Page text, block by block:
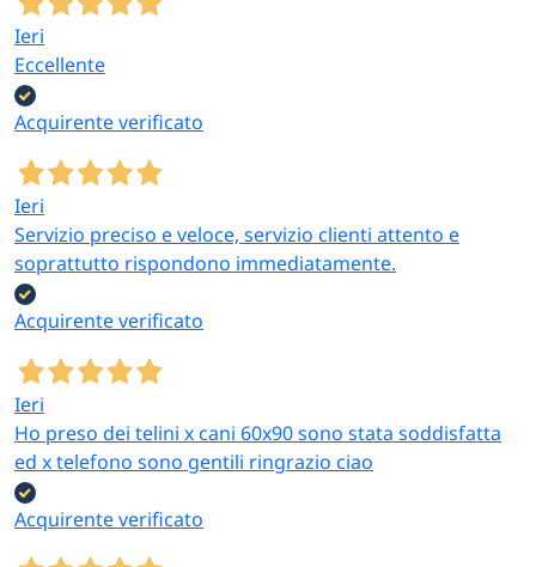
Ieri
Eccellente
Acquirente verificato
Ieri
Servizio preciso e veloce, servizio clienti attento e
soprattutto rispondono immediatamente.
Acquirente verificato
Ieri
Ho preso dei telini x cani 60x90 sono stata soddisfatta
ed x telefono sono gentili ringrazio ciao
Acquirente verificato